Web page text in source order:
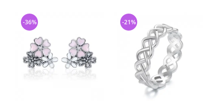
-36% -21%